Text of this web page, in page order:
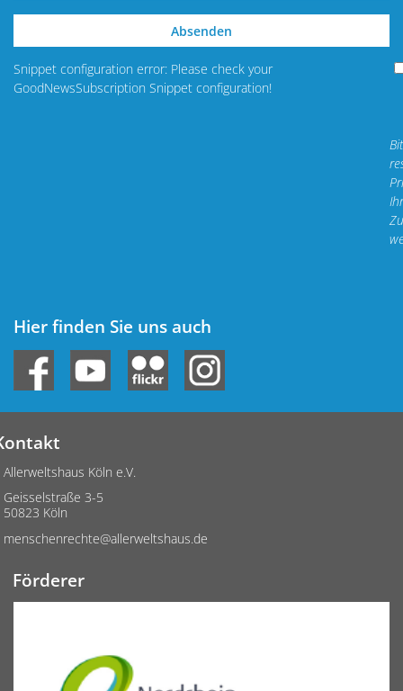
Absenden
Snippet configuration error: Please check your
GoodNewsSubscription Snippet configuration!
Hier finden Sie uns auch
Allerweltshaus Köln e.V.
Geisselstraße 3-5
50823 Köln
menschenrechte@allerweltshaus.de
Förderer